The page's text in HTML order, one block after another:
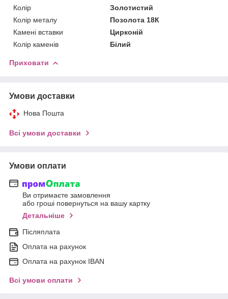
Колір
Золотистий
Колір металу
Позолота 18К
Камені вставки
Цирконій
Колір каменів
Білий
Приховати
Умови доставки
Нова Пошта
Всі умови доставки
Умови оплати
Ви отримаєте замовлення
або гроші повернуться на вашу картку
Детальніше
Післяплата
Оплата на рахунок
Оплата на рахунок IBAN
Всі умови оплати